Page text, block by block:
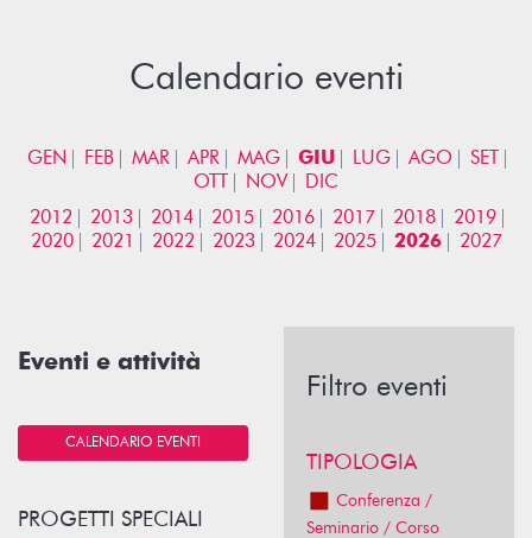
Calendario eventi
GEN FEB MAR APR MAG GIU LUG AGO
SET
OTT
NOV
DIC
2012
2013 2014 2015 2016 2017 2018
2019
2020
2021 2022 2023 2024 2025 2026 2027
Eventi e attività
CALENDARIO EVENTI
PROGETTI SPECIALI
Filtro eventi
TIPOLOGIA
Conferenza /
Seminario / Corso